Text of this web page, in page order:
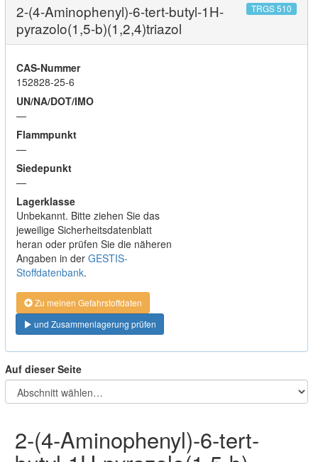
2-(4-Aminophenyl)-6-tert-butyl-1H-
pyrazolo(1,5-b)(1,2,4)triazol
TRGS 510
CAS-Nummer
152828-25-6
UN/NA/DOT/IMO
—
Flammpunkt
—
Siedepunkt
—
Lagerklasse
Unbekannt. Bitte ziehen Sie das
jeweilige Sicherheitsdatenblatt
heran oder prüfen Sie die näheren
Angaben in der GESTIS-
Stoffdatenbank.
Zu meinen Gefahrstoffdaten
und Zusammenlagerung prüfen
Auf dieser Seite
2-(4-Aminophenyl)-6-tert-